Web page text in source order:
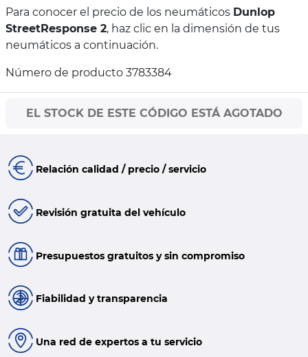
Para conocer el precio de los neumáticos Dunlop
StreetResponse 2, haz clic en la dimensión de tus
neumáticos a continuación.
Número de producto 3783384
EL STOCK DE ESTE CÓDIGO ESTÁ AGOTADO
Relación calidad / precio / servicio
Revisión gratuita del vehículo
Presupuestos gratuitos y sin compromiso
Fiabilidad y transparencia
Una red de expertos a tu servicio